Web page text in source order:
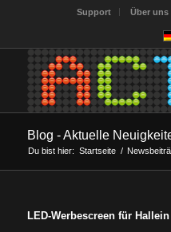
Support Über uns
Blog - Aktuelle
Du bist hier: Startseite /
LED-Werbescreen für Hallein